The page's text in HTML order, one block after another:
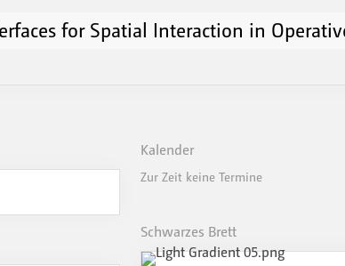
for Spatial Interaction in
Kalender
Zur Zeit keine Termine
Schwarzes Brett